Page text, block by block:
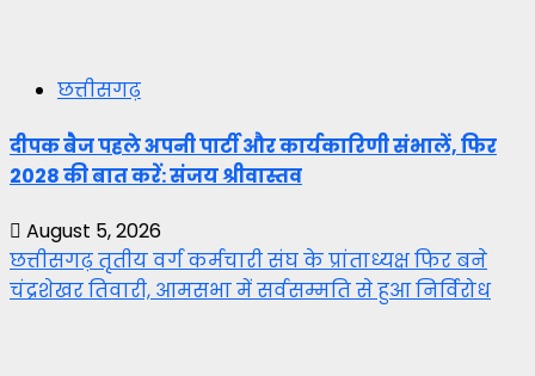
छत्तीसगढ़
दीपक बैज पहले अपनी पार्टी और कार्यकारिणी संभालें, फिर
2028 की बात करें: संजय श्रीवास्तव
August 5, 2026
छत्तीसगढ़ तृतीय वर्ग कर्मचारी संघ के प्रांताध्यक्ष फिर बने
चंद्रशेखर तिवारी, आमसभा में सर्वसम्मति से हुआ निर्विरोध